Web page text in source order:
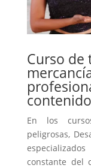
Curso de
En los
peligrosas,
constante del